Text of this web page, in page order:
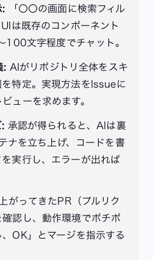
「〇〇の画面に検索フィル
は既存のコンポーネント
100文字程度でチャット。
: AIがリポジトリ全体をスキ
特定。実現方法をIssueに
ューを求めます。
承認が得られると、AIは裏
ナを立ち上げ、コードを書
実行し、エラーが出れば
がってきたPR（プルリク
認し、動作環境でポチポ
OK」とマージを指示する